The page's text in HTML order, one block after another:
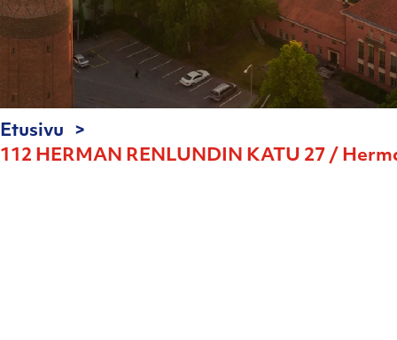
Etusivu
112 HERMAN RENLUNDIN KATU 27 /